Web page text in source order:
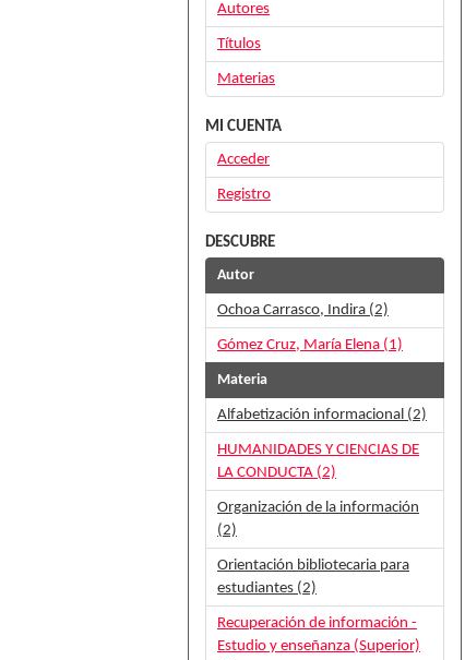
Autores
Títulos
Materias
MI CUENTA
Acceder
Registro
DESCUBRE
Autor
Ochoa Carrasco, Indira (2)
Gómez Cruz, María Elena (1)
Materia
Alfabetización informacional (2)
HUMANIDADES Y CIENCIAS DE
LA CONDUCTA (2)
Organización de la información
(2)
Orientación bibliotecaria para
estudiantes (2)
Recuperación de información -
Estudio y enseñanza (Superior)